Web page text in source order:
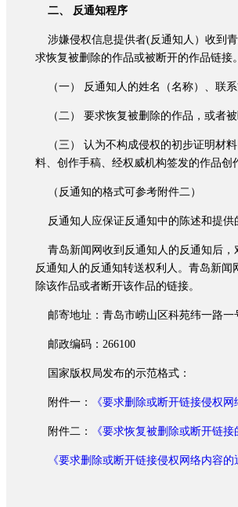
二、 反通知程序
涉嫌侵权信息提供者(反通知人）收到
求恢复被删除的作品或被断开的作品链
（一） 反通知人的姓名（名称）、联
（二） 要求恢复被删除的作品，或者
（三） 认为不构成侵权的初步证明材
料、创作手稿、经权威机构签发的作品
（反通知的格式可参考附件二）
反通知人应保证反通知中的陈述和提供
青岛新闻网收到反通知人的反通知后，
反通知人的反通知转送权利人。青岛新
除该作品或者断开该作品的链接。
邮寄地址：青岛市崂山区科苑纬一路一
邮政编码：266100
国家版权局发布的示范格式：
附件一： 《要求删除或断开链接侵权
附件二： 《要求恢复被删除或断开链
《要求删除或断开链接侵权网络内容